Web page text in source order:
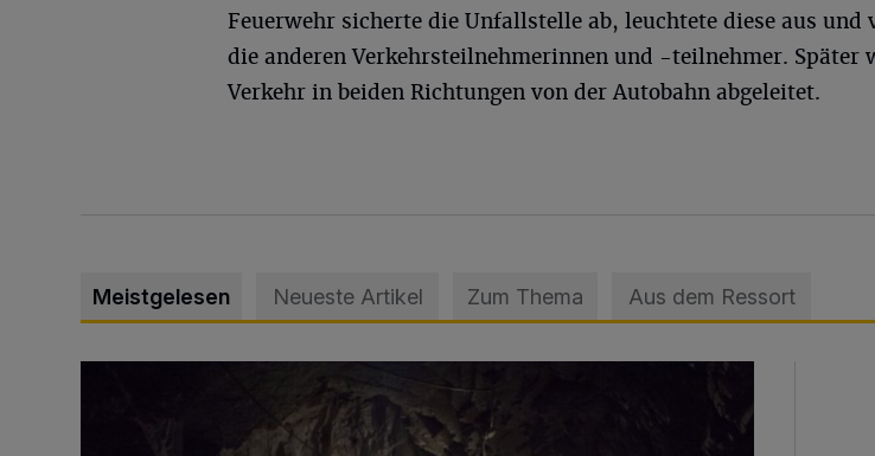
Feuerwehr sicherte die Unfallstelle ab, leuchtete diese aus und
die anderen Verkehrsteilnehmerinnen und -teilnehmer. Später
Verkehr in beiden Richtungen von der Autobahn abgeleitet.
Meistgelesen Neueste Artikel Zum Thema Aus dem Ressort